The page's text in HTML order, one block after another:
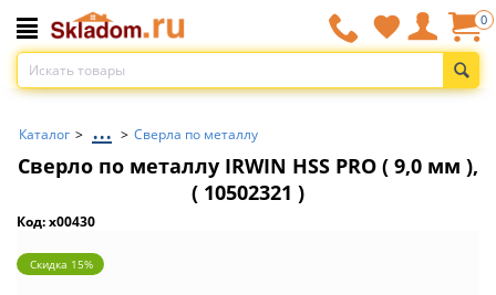
0
Каталог > ... > Сверла по металлу
Сверло по металлу IRWIN HSS PRO ( 9,0 мм ),
( 10502321 )
Код: x00430
Скидка 15%